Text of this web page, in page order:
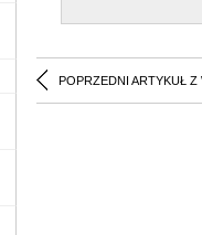
POPRZEDNI ARTYKUŁ Z